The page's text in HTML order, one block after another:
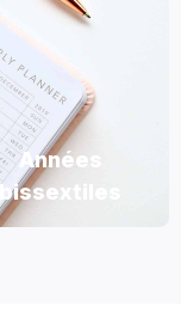
Années
bissextiles